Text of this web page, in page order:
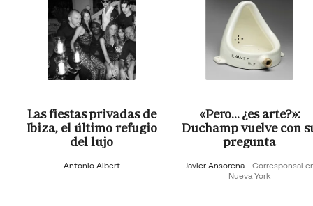
Las fiestas privadas de
Ibiza, el último refugio
del lujo
Antonio Albert
«Pero… ¿es arte?»:
Duchamp vuelve con
pregunta
Javier Ansorena
Corresponsal
Nueva York